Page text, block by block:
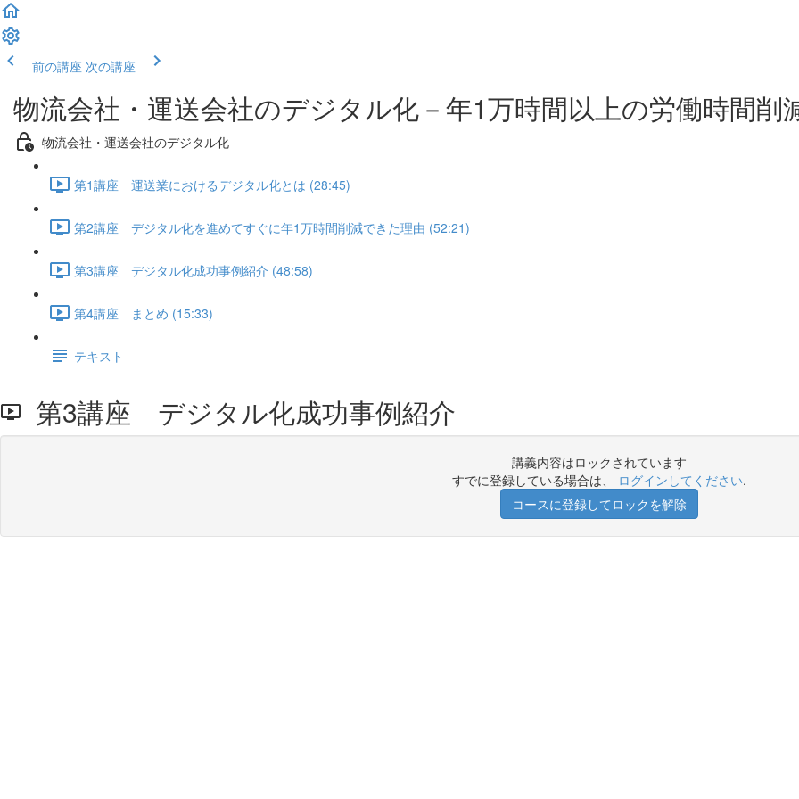
前の講座 次の講座
物流会社・運送会社のデジタル化－年1万時間以上の労働時間削
物流会社・運送会社のデジタル化
第1講座 運送業におけるデジタル化とは (28:45)
第2講座 デジタル化を進めてすぐに年1万時間削減できた理由 (52:21)
第3講座 デジタル化成功事例紹介 (48:58)
第4講座 まとめ (15:33)
テキスト
第3講座 デジタル化成功事例紹介
講義内容はロックされています
すでに登録している場合は、 ログインしてください.
コースに登録してロックを解除